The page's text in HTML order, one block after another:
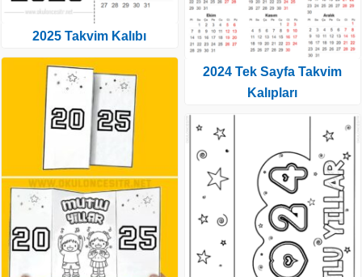
2025 Takvim Kalıbı
2024 Tek Sayfa Takvim
Kalıpları